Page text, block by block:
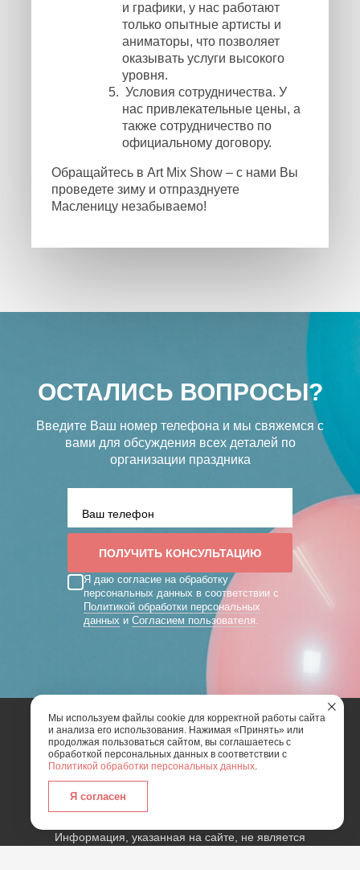
и графики, у нас работают
только опытные артисты и
аниматоры, что позволяет
оказывать услуги высокого
уровня.
Условия сотрудничества. У
нас привлекательные цены, а
также сотрудничество по
официальному договору.
Обращайтесь в Art Mix Show – с нами Вы
проведете зиму и отпразднуете
Масленицу незабываемо!
ОСТАЛИСЬ ВОПРОСЫ?
Введите Ваш номер телефона и мы свяжемся с
вами для обсуждения всех деталей по
организации праздника
Я даю согласие на обработку
персональных данных в соответствии с
Политикой обработки персональных
данных и Согласием пользователя.
2026 | Art Mix Show - творческая группа
Согласие пользователя сайта на обработку
персональных данных
Информация, указанная на сайте, не является
Мы используем файлы cookie для корректной работы сайта
и анализа его использования. Нажимая «Принять» или
продолжая пользоваться сайтом, вы соглашаетесь с
обработкой персональных данных в соответствии с
Политикой обработки персональных данных.
Я согласен